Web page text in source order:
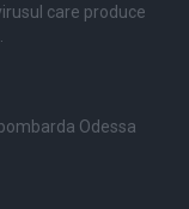
care produce
Odessa